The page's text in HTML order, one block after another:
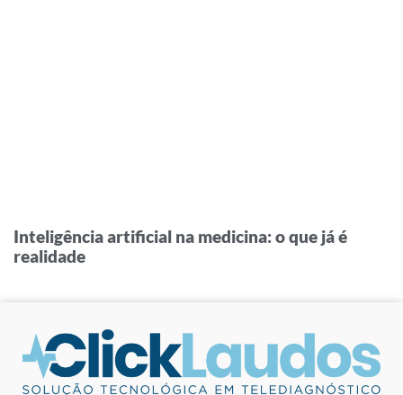
Inteligência artificial na medicina: o que já é
realidade